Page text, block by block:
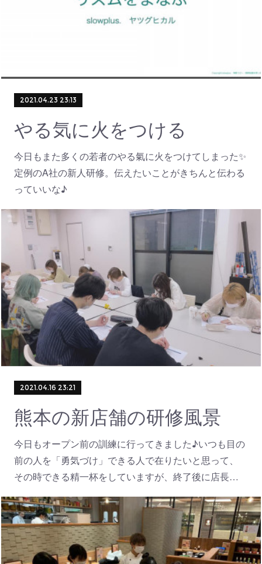
2021.04.23 23:13
やる気に火をつける
今日もまた多くの若者のやる氣に火をつけてしまった✨
定例のA社の新人研修。伝えたいことがきちんと伝わる
っていいな♪
2021.04.16 23:21
熊本の新店舗の研修風景
今日もオープン前の訓練に行ってきました♪いつも目の
前の人を「勇気づけ」できる人で在りたいと思って、
その時できる精一杯をしていますが、終了後に店長…